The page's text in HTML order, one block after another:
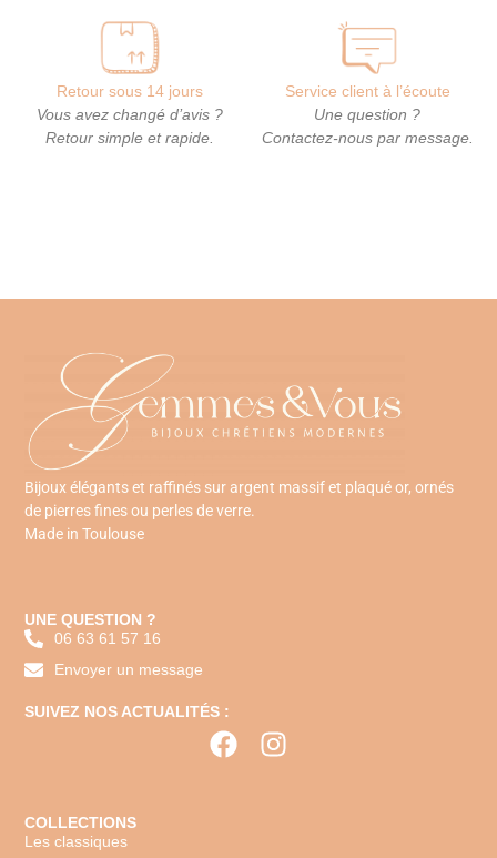
Retour sous 14 jours
Vous avez changé d’avis ?
Retour simple et rapide.
Service client à l’écoute
Une question ?
Contactez-nous par message.
Bijoux élégants et raffinés sur argent massif et plaqué or, ornés
de pierres fines ou perles de verre.
Made in Toulouse
UNE QUESTION ?
06 63 61 57 16
Envoyer un message
SUIVEZ NOS ACTUALITÉS :
COLLECTIONS
Les classiques